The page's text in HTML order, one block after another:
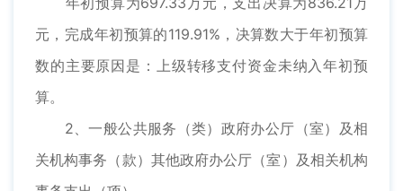
元，完成年初预算的119.91%，决算数大于年初预算
数的主要原因是：上级转移支付资金未纳入年初预
算。
2、一般公共服务（类）政府办公厅（室）及相
关机构事务（款）其他政府办公厅（室）及相关机构